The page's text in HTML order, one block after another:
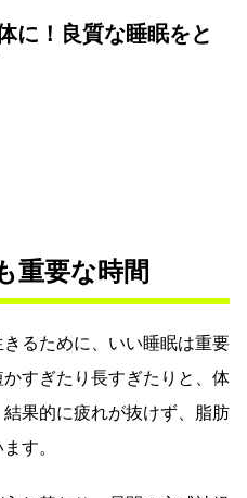
に！良質な睡眠をと
重要な時間
るために、いい睡眠は重要
すぎたり長すぎたりと、体
果的に疲れが抜けず、脂肪
す。